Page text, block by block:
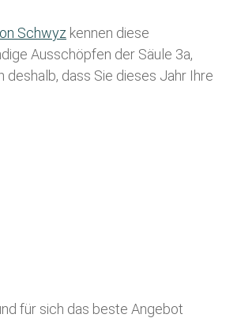
Schwyz kennen diese
Ausschöpfen der Säule 3a,
deshalb, dass Sie dieses Jahr Ihre
für sich das beste Angebot